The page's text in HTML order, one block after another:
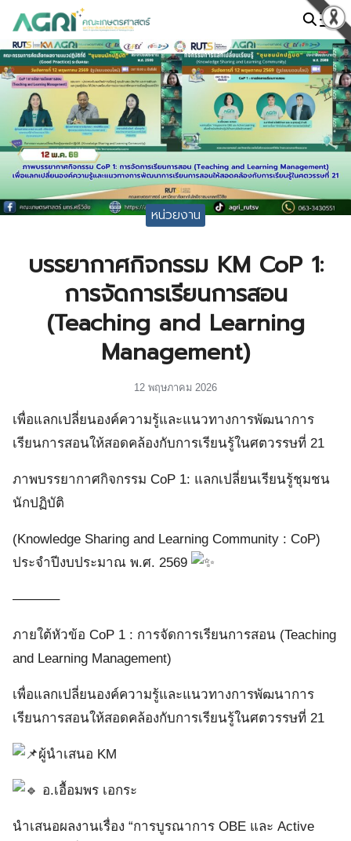
content
Search
for:
หน่วยงาน
บรรยากาศกิจกรรม KM CoP 1:
การจัดการเรียนการสอน
(Teaching and Learning
Management)
12 พฤษภาคม 2026
เพื่อแลกเปลี่ยนองค์ความรู้และแนวทางการพัฒนาการ
เรียนการสอนให้สอดคล้องกับการเรียนรู้ในศตวรรษที่ 21
ภาพบรรยากาศกิจกรรม CoP 1: แลกเปลี่ยนเรียนรู้ชุมชน
นักปฏิบัติ
(Knowledge Sharing and Learning Community : CoP)
ประจำปีงบประมาณ พ.ศ. 2569
———–
ภายใต้หัวข้อ CoP 1 : การจัดการเรียนการสอน (Teaching
and Learning Management)
เพื่อแลกเปลี่ยนองค์ความรู้และแนวทางการพัฒนาการ
เรียนการสอนให้สอดคล้องกับการเรียนรู้ในศตวรรษที่ 21
ผู้นำเสนอ KM
อ.เอื้อมพร เอกระ
นำเสนอผลงานเรื่อง “การบูรณาการ OBE และ Active